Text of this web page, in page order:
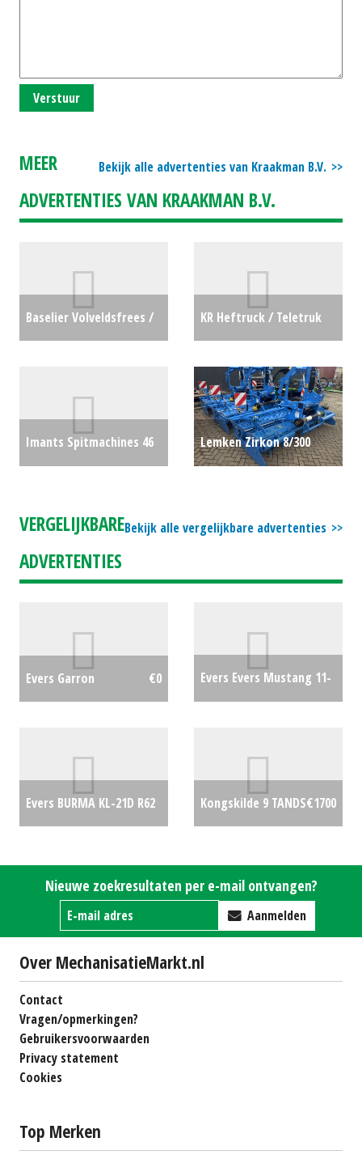
Verstuur
Bekijk alle advertenties van Kraakman B.V.
MEER
ADVERTENTIES VAN KRAAKMAN B.V.
Baselier Volveldsfrees /
KR Heftruck / Teletruk
#38691
€0
Imants Spitmachines 46
Lemken Zirkon 8/300
Bekijk alle vergelijkbare advertenties
VERGELIJKBARE
ADVERTENTIES
Evers Garron €0
Evers Evers Mustang 11-
Evers BURMA KL-21D R62
Kongskilde 9 TANDS€1700
Nieuwe zoekresultaten per e-mail ontvangen?
Aanmelden
Over MechanisatieMarkt.nl
Contact
Vragen/opmerkingen?
Gebruikersvoorwaarden
Privacy statement
Cookies
Top Merken